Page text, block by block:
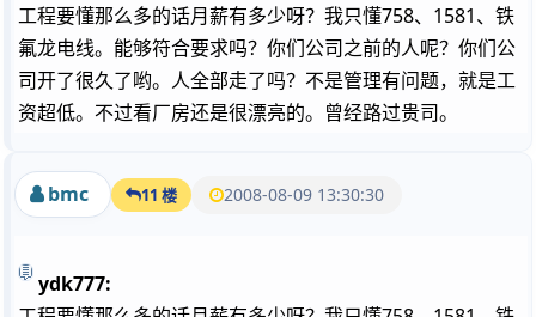
工程要懂那么多的话月薪有多少呀？我只懂758、1581、铁
氟龙电线。能够符合要求吗？你们公司之前的人呢？你们公
司开了很久了哟。人全部走了吗？不是管理有问题，就是工
资超低。不过看厂房还是很漂亮的。曾经路过贵司。
bmc 11 楼 2008-08-09 13:30:30
ydk777: